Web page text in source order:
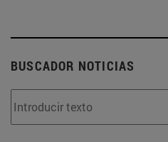
BUSCADOR NOTICIAS